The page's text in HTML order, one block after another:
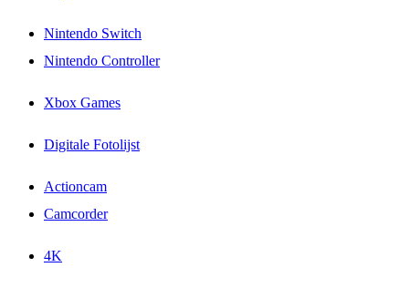
Nintendo Switch
Nintendo Controller
Xbox Games
Digitale Fotolijst
Actioncam
Camcorder
4K